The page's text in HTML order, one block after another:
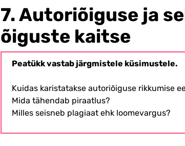
7. Autoriõiguse ja
õiguste kaitse
Peatükk vastab järgmistele küsimustele.
Kuidas karistatakse autoriõiguse rikkumise
Mida tähendab piraatlus?
Milles seisneb plagiaat ehk loomevargus?